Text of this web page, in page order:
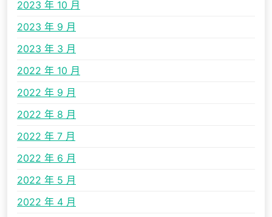
2023 年 10 月
2023 年 9 月
2023 年 3 月
2022 年 10 月
2022 年 9 月
2022 年 8 月
2022 年 7 月
2022 年 6 月
2022 年 5 月
2022 年 4 月